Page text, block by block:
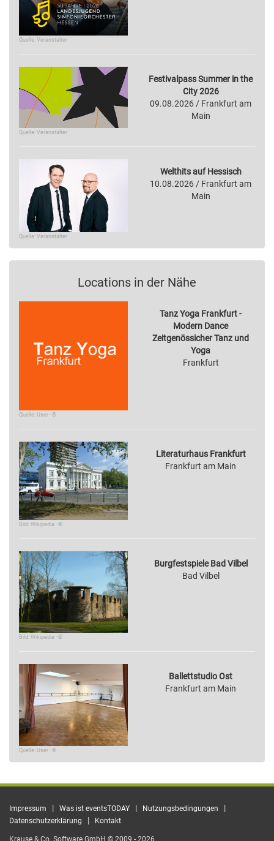
Quelle: Veranstalter
Quelle: Veranstalter
Festivalpass Summer in the
City 2026
09.08.2026 / Frankfurt am
Main
Quelle: Veranstalter
Welthits auf Hessisch
10.08.2026 / Frankfurt am
Main
Locations in der Nähe
Quelle: User · ©
Tanz Yoga Frankfurt -
Modern Dance
Zeitgenössicher Tanz und
Yoga
Frankfurt
Bild: Wikipedia · ©
Literaturhaus Frankfurt
Frankfurt am Main
Bild: Wikipedia · ©
Burgfestspiele Bad Vilbel
Bad Vilbel
Quelle: User · ©
Ballettstudio Ost
Frankfurt am Main
Impressum | Was ist eventsTODAY | Nutzungsbedingungen |
Datenschutzerklärung | Kontakt
Krause & Co. Software GmbH © 2009 - 2026